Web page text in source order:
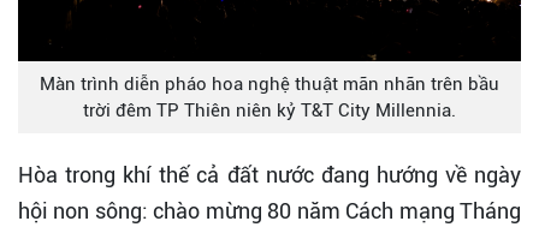
Màn trình diễn pháo hoa nghệ thuật mãn nhãn trên bầu
trời đêm TP Thiên niên kỷ T&T City Millennia.
Hòa trong khí thế cả đất nước đang hướng về ngày
hội non sông: chào mừng 80 năm Cách mạng Tháng